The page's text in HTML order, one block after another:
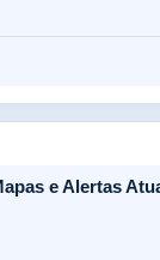
e Alertas